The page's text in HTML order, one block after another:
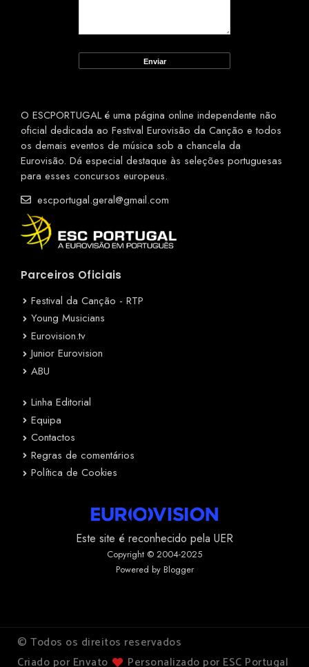
O ESCPORTUGAL é uma página online independente não
oficial dedicada ao Festival Eurovisão da Canção e todos
os demais eventos de música sob a chancela da
Eurovisão. Dá especial destaque às seleções portuguesas
para esses concursos europeus.
escportugal.geral@gmail.com
Parceiros Oficiais
Festival da Canção - RTP
Young Musicians
Eurovision.tv
Junior Eurovision
ABU
Linha Editorial
Equipa
Contactos
Regras de comentários
Política de Cookies
Este site é reconhecido pela UER
Copyright © 2004-2025
Powered by Blogger
© Todos os direitos reservados
Criado por Envato
Personalizado por ESC Portugal